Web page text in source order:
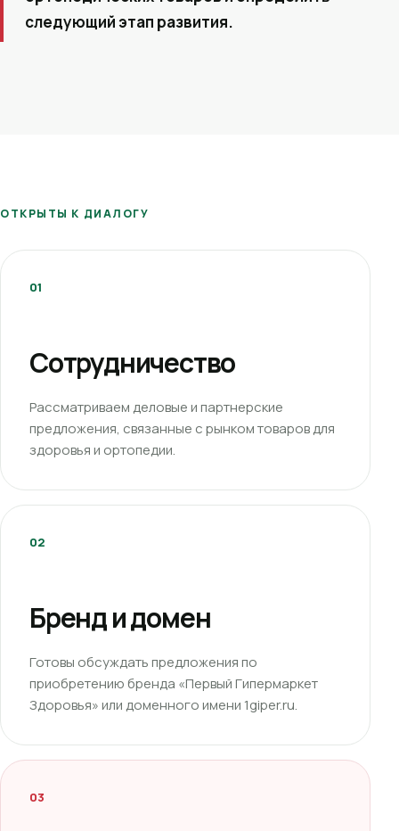
следующий этап развития.
ОТКРЫТЫ К ДИАЛОГУ
01
Сотрудничество
Рассматриваем деловые и партнерские
предложения, связанные с рынком товаров для
здоровья и ортопедии.
02
Бренд и домен
Готовы обсуждать предложения по
приобретению бренда «Первый Гипермаркет
Здоровья» или доменного имени 1giper.ru.
03